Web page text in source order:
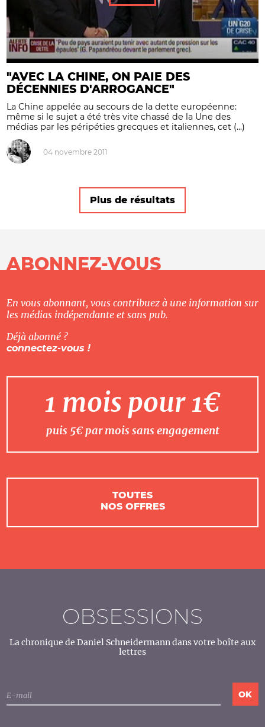
"AVEC LA CHINE, ON PAIE DES
DÉCENNIES D'ARROGANCE"
La Chine appelée au secours de la dette européenne:
même si le sujet a été très vite chassé de la Une des
médias par les péripéties grecques et italiennes, cet (...)
04 novembre 2011
Plus de résultats
ABONNEZ-VOUS
En vous abonnant, vous contribuez à une information sur
les médias indépendante et sans pub.
Déjà abonné ?
connectez-vous !
1 mois pour 1€
puis 5€ par mois sans engagement
TOUTES
NOS OFFRES
OBSESSIONS
La chronique de Daniel Schneidermann dans votre boîte aux
lettres